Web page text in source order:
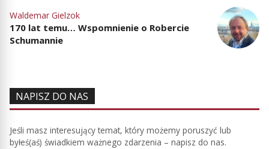
Waldemar Gielzok
170 lat temu… Wspomnienie o Robercie
Schumannie
NAPISZ DO NAS
Jeśli masz interesujący temat, który możemy poruszyć lub
byłeś(aś) świadkiem ważnego zdarzenia – napisz do nas.